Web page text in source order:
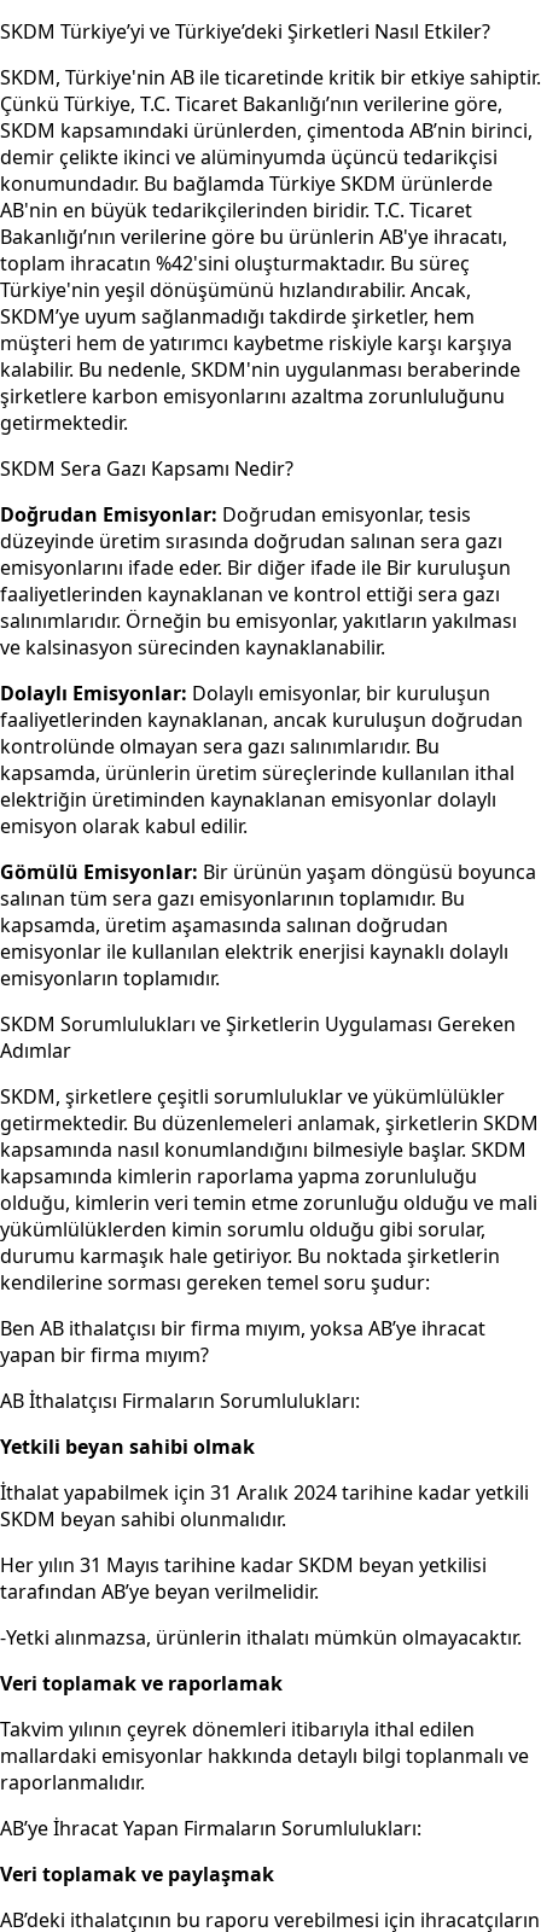
SKDM Türkiye’yi ve Türkiye’deki Şirketleri Nasıl Etkiler?
SKDM, Türkiye'nin AB ile ticaretinde kritik bir etkiye sahiptir.
Çünkü Türkiye, T.C. Ticaret Bakanlığı’nın verilerine göre,
SKDM kapsamındaki ürünlerden, çimentoda AB’nin birinci,
demir çelikte ikinci ve alüminyumda üçüncü tedarikçisi
konumundadır. Bu bağlamda Türkiye SKDM ürünlerde
AB'nin en büyük tedarikçilerinden biridir. T.C. Ticaret
Bakanlığı’nın verilerine göre bu ürünlerin AB'ye ihracatı,
toplam ihracatın %42'sini oluşturmaktadır. Bu süreç
Türkiye'nin yeşil dönüşümünü hızlandırabilir. Ancak,
SKDM’ye uyum sağlanmadığı takdirde şirketler, hem
müşteri hem de yatırımcı kaybetme riskiyle karşı karşıya
kalabilir. Bu nedenle, SKDM'nin uygulanması beraberinde
şirketlere karbon emisyonlarını azaltma zorunluluğunu
getirmektedir.
SKDM Sera Gazı Kapsamı Nedir?
Doğrudan Emisyonlar: Doğrudan emisyonlar, tesis
düzeyinde üretim sırasında doğrudan salınan sera gazı
emisyonlarını ifade eder. Bir diğer ifade ile Bir kuruluşun
faaliyetlerinden kaynaklanan ve kontrol ettiği sera gazı
salınımlarıdır. Örneğin bu emisyonlar, yakıtların yakılması
ve kalsinasyon sürecinden kaynaklanabilir.
Dolaylı Emisyonlar: Dolaylı emisyonlar, bir kuruluşun
faaliyetlerinden kaynaklanan, ancak kuruluşun doğrudan
kontrolünde olmayan sera gazı salınımlarıdır. Bu
kapsamda, ürünlerin üretim süreçlerinde kullanılan ithal
elektriğin üretiminden kaynaklanan emisyonlar dolaylı
emisyon olarak kabul edilir.
Gömülü Emisyonlar: Bir ürünün yaşam döngüsü boyunca
salınan tüm sera gazı emisyonlarının toplamıdır. Bu
kapsamda, üretim aşamasında salınan doğrudan
emisyonlar ile kullanılan elektrik enerjisi kaynaklı dolaylı
emisyonların toplamıdır.
SKDM Sorumlulukları ve Şirketlerin Uygulaması Gereken
Adımlar
SKDM, şirketlere çeşitli sorumluluklar ve yükümlülükler
getirmektedir. Bu düzenlemeleri anlamak, şirketlerin SKDM
kapsamında nasıl konumlandığını bilmesiyle başlar. SKDM
kapsamında kimlerin raporlama yapma zorunluluğu
olduğu, kimlerin veri temin etme zorunluğu olduğu ve mali
yükümlülüklerden kimin sorumlu olduğu gibi sorular,
durumu karmaşık hale getiriyor. Bu noktada şirketlerin
kendilerine sorması gereken temel soru şudur:
Ben AB ithalatçısı bir firma mıyım, yoksa AB’ye ihracat
yapan bir firma mıyım?
AB İthalatçısı Firmaların Sorumlulukları:
Yetkili beyan sahibi olmak
İthalat yapabilmek için 31 Aralık 2024 tarihine kadar yetkili
SKDM beyan sahibi olunmalıdır.
Her yılın 31 Mayıs tarihine kadar SKDM beyan yetkilisi
tarafından AB’ye beyan verilmelidir.
-Yetki alınmazsa, ürünlerin ithalatı mümkün olmayacaktır.
Veri toplamak ve raporlamak
Takvim yılının çeyrek dönemleri itibarıyla ithal edilen
mallardaki emisyonlar hakkında detaylı bilgi toplanmalı ve
raporlanmalıdır.
AB’ye İhracat Yapan Firmaların Sorumlulukları:
Veri toplamak ve paylaşmak
AB’deki ithalatçının bu raporu verebilmesi için ihracatçıların